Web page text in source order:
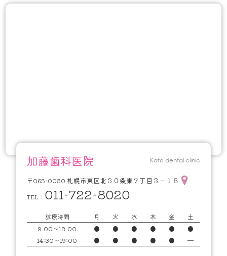
加藤歯科医院 Kato dental clinic
〒065-0030 札幌市東区北３０条東７丁目３－１８
TEL： 011-722-8020
診療時間 月 火 水 木 金
土
9:00～13:00
● ● ● ● ●
●
14:30～19:00
● ● ● ● ● ━